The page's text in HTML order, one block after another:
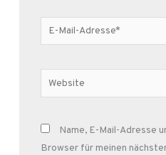
E-
Mail-
Website
Name, E-Mail-Adresse
Browser für meinen